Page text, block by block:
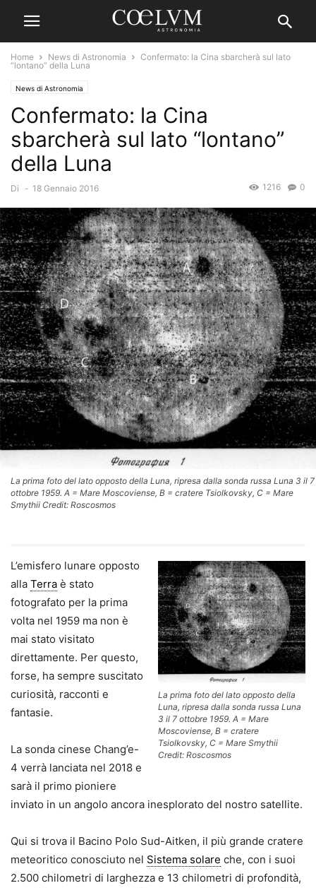
Home News di Astronomia
Confermato: la Cina sbarcherà sul lato
“lontano” della Luna
News di Astronomia
Confermato: la Cina
sbarcherà sul lato “lontano”
della Luna
Di - 18 Gennaio 2016 0
1216
La prima foto del lato opposto della Luna, ripresa dalla sonda russa Luna 3 il 7
ottobre 1959. A = Mare Moscoviense, B = cratere Tsiolkovsky, C = Mare
Smythii Credit: Roscosmos
La prima foto del lato opposto della
Luna, ripresa dalla sonda russa Luna
3 il 7 ottobre 1959. A = Mare
Moscoviense, B = cratere
Tsiolkovsky, C = Mare Smythii
Credit: Roscosmos
L’emisfero lunare opposto
alla Terra è stato
fotografato per la prima
volta nel 1959 ma non è
mai stato visitato
direttamente. Per questo,
forse, ha sempre suscitato
curiosità, racconti e
fantasie.
La sonda cinese Chang’e-
4 verrà lanciata nel 2018 e
sarà il primo pioniere
inviato in un angolo ancora inesplorato del nostro satellite.
Qui si trova il Bacino Polo Sud-Aitken, il più grande cratere
meteoritico conosciuto nel Sistema solare che, con i suoi
2.500 chilometri di larghezza e 13 chilometri di profondità,